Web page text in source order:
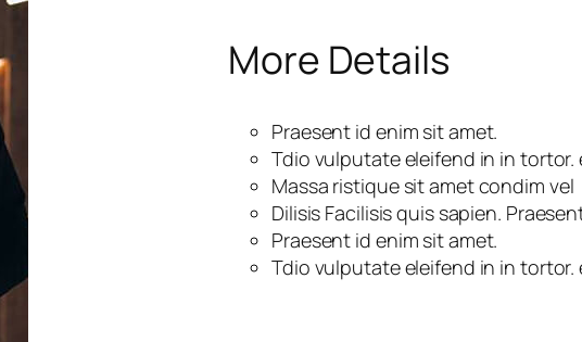
More Details
Praesent id enim sit amet.
Tdio vulputate eleifend in in tortor.
Massa ristique sit amet condim vel
Dilisis Facilisis quis sapien.
Praesent id enim sit amet.
Tdio vulputate eleifend in in tortor.